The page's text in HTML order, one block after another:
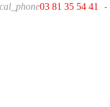
03 81 35 54 41 -